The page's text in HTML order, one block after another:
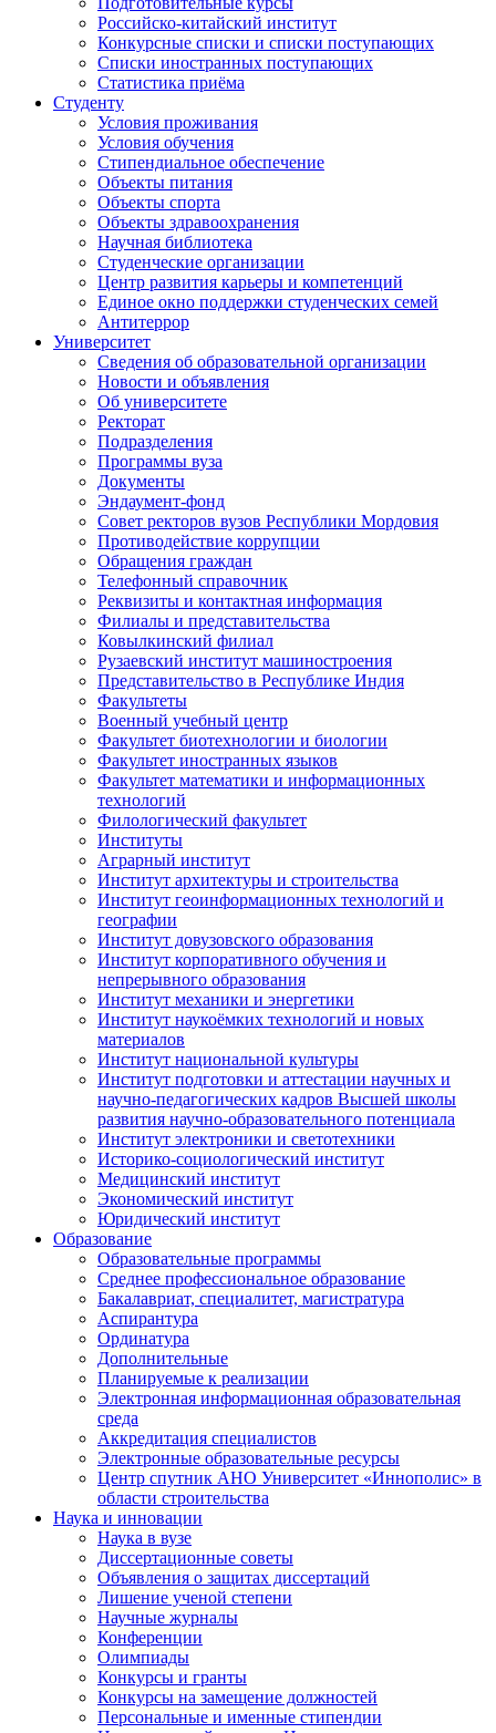
Российско-китайский институт
Конкурсные списки и списки поступающих
Списки иностранных поступающих
Статистика приёма
Студенту
Условия проживания
Условия обучения
Стипендиальное обеспечение
Объекты питания
Объекты спорта
Объекты здравоохранения
Научная библиотека
Студенческие организации
Центр развития карьеры и компетенций
Единое окно поддержки студенческих семей
Антитеррор
Университет
Сведения об образовательной организации
Новости и объявления
Об университете
Ректорат
Подразделения
Программы вуза
Документы
Эндаумент-фонд
Совет ректоров вузов Республики Мордовия
Противодействие коррупции
Обращения граждан
Телефонный справочник
Реквизиты и контактная информация
Филиалы и представительства
Ковылкинский филиал
Рузаевский институт машиностроения
Представительство в Республике Индия
Факультеты
Военный учебный центр
Факультет биотехнологии и биологии
Факультет иностранных языков
Факультет математики и информационных
технологий
Филологический факультет
Институты
Аграрный институт
Институт архитектуры и строительства
Институт геоинформационных технологий и
географии
Институт довузовского образования
Институт корпоративного обучения и
непрерывного образования
Институт механики и энергетики
Институт наукоёмких технологий и новых
материалов
Институт национальной культуры
Институт подготовки и аттестации научных и
научно-педагогических кадров Высшей школы
развития научно-образовательного потенциала
Институт электроники и светотехники
Историко-социологический институт
Медицинский институт
Экономический институт
Юридический институт
Образование
Образовательные программы
Среднее профессиональное образование
Бакалавриат, специалитет, магистратура
Аспирантура
Ординатура
Дополнительные
Планируемые к реализации
Электронная информационная образовательная
среда
Аккредитация специалистов
Электронные образовательные ресурсы
Центр спутник АНО Университет «Иннополис» в
области строительства
Наука и инновации
Наука в вузе
Диссертационные советы
Объявления о защитах диссертаций
Лишение ученой степени
Научные журналы
Конференции
Олимпиады
Конкурсы и гранты
Конкурсы на замещение должностей
Персональные и именные стипендии